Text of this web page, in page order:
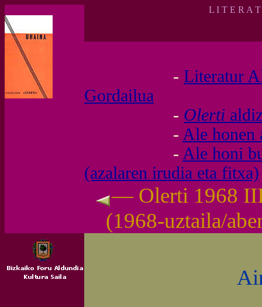
L I T E R A
- Literatur
Gordailua
- Olerti
- Ale honen
- Ale honi
(azalaren irudia eta fitxa)
— Olerti 1968
(1968-uztaila/